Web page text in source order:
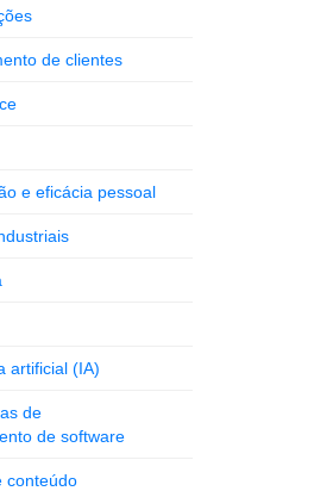
de clientes
e eficácia pessoal
artificial (IA)
de
de software
conteúdo